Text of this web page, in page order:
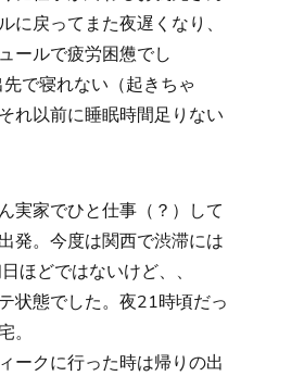
に戻ってまた夜遅くなり、
ールで疲労困憊でし
で寝れない（起きちゃ
れ以前に睡眠時間足りない
実家でひと仕事（？）して
発。今度は関西で渋滞には
ほどではないけど、、
状態でした。夜21時頃だっ
。
ークに行った時は帰りの出